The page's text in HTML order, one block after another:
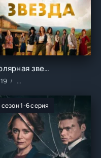
Детективы/Драма/
Полярная звезда (1-2 сезон)
Сериалы/2019 год/
сезон 1-6 серия